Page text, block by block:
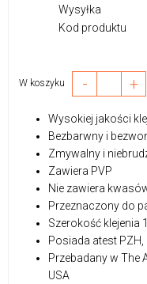
Wysyłka
Kod produktu
W koszyku - +
Wysokiej jakości
Bezbarwny i
Zmywalny i
Zawiera PVP
Nie zawiera
Przeznaczony do
Szerokość klejenia
Posiada atest
Przebadany w The
USA